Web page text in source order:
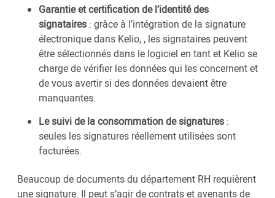
Garantie et certification de l’identité des
signataires : grâce à l’intégration de la signature
électronique dans Kelio, , les signataires peuvent
être sélectionnés dans le logiciel en tant et Kelio se
charge de vérifier les données qui les concernent et
de vous avertir si des données devaient être
manquantes.
Le suivi de la consommation de signatures :
seules les signatures réellement utilisées sont
facturées.
Beaucoup de documents du département RH requièrent
une signature. Il peut s’agir de contrats et avenants de